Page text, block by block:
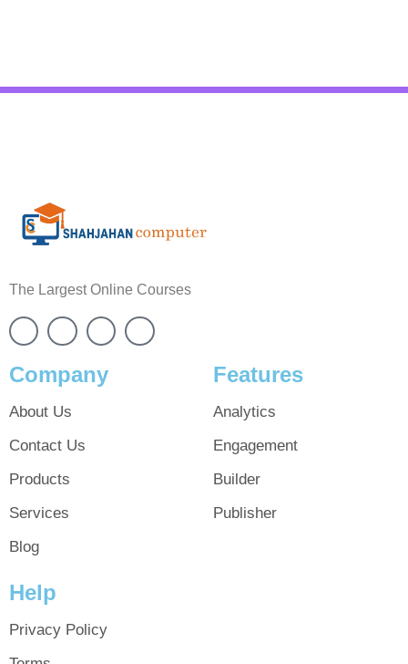
The Largest Online Courses
Company
About Us
Contact Us
Products
Services
Blog
Features
Analytics
Engagement
Builder
Publisher
Help
Privacy Policy